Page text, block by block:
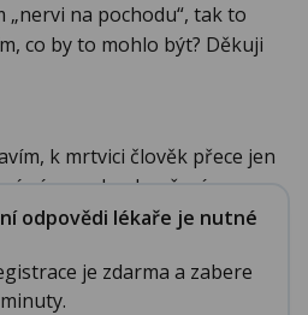
„nervi na pochodu“, tak to
co by to mohlo být? Děkuji
k mrtvici člověk přece jen
cévy, srdce, kouření, ...
odpovědi lékaře je nutné
je zdarma a zabere